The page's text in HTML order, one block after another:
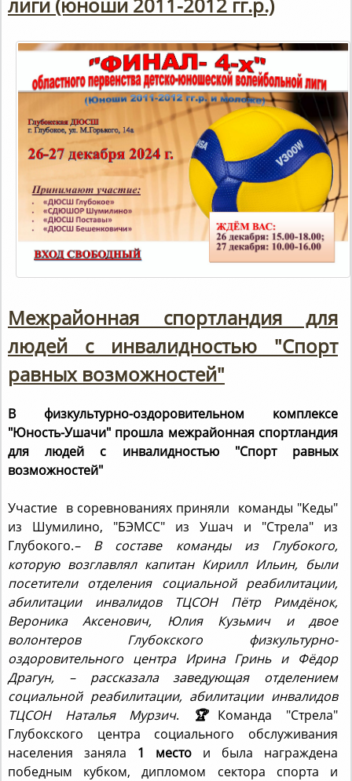
людей с инвалидностью "Спорт
равных возможностей"
"Юность-Ушачи" прошла межрайонная спортландия
для людей с инвалидностью "Спорт равных
возможностей"
из Шумилино, "БЭМСС" из Ушач и "Стрела" из
Глубокого.– В составе команды из Глубокого,
которую возглавлял капитан Кирилл Ильин, были
посетители отделения социальной реабилитации,
абилитации инвалидов ТЦСОН Пётр Римдёнок,
Вероника Аксенович, Юлия Кузьмич и двое
волонтеров Глубокского физкультурно-
оздоровительного центра Ирина Гринь и Фёдор
Драгун, – рассказала заведующая отделением
социальной реабилитации, абилитации инвалидов
ТЦСОН Наталья Мурзич.🏆Команда "Стрела"
Глубокского центра социального обслуживания
населения заняла1 местои была награждена
победным кубком, дипломом сектора спорта и
туризма Ушачского райисполкома и сладкими